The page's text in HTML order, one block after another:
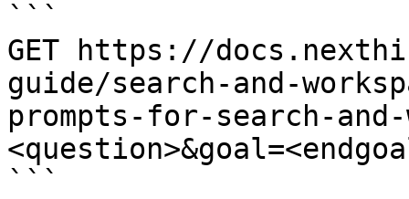
```
GET https://
guide/search-and-
prompts-for-search-and-
```